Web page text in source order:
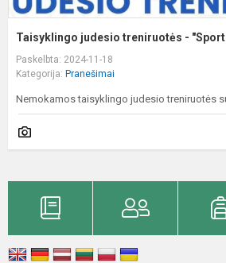
Taisyklingo judesio treniruotės -
Paskelbta: 2024-11-18
Kategorija: Pranešimai
Nemokamos taisyklingo judesio treniruotės